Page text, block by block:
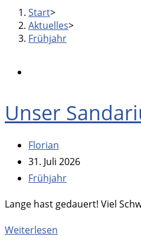
close
the
Menu
Start>
Aktuelles>
Frühjahr
Unser
Beitrags-
Autor:
Florian
Beitrag
veröffentlicht:
31. Juli 2026
Beitrags-
Frühjahr
Lange hast gedauert! Viel
Weiterlesen